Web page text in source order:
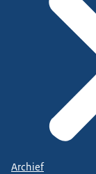
Archief